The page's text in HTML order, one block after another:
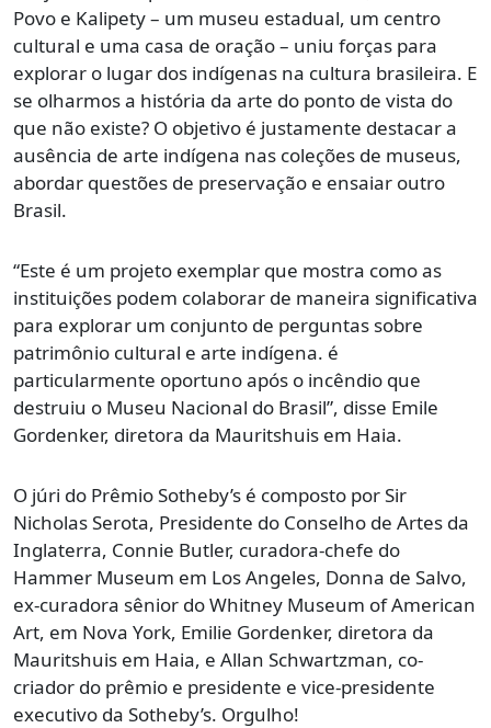
Povo e Kalipety – um museu estadual, um centro
cultural e uma casa de oração – uniu forças para
explorar o lugar dos indígenas na cultura brasileira. E
se olharmos a história da arte do ponto de vista do
que não existe? O objetivo é justamente destacar a
ausência de arte indígena nas coleções de museus,
abordar questões de preservação e ensaiar outro
Brasil.
“Este é um projeto exemplar que mostra como as
instituições podem colaborar de maneira significativa
para explorar um conjunto de perguntas sobre
patrimônio cultural e arte indígena. é
particularmente oportuno após o incêndio que
destruiu o Museu Nacional do Brasil”, disse Emile
Gordenker, diretora da Mauritshuis em Haia.
O júri do Prêmio Sotheby’s é composto por Sir
Nicholas Serota, Presidente do Conselho de Artes da
Inglaterra, Connie Butler, curadora-chefe do
Hammer Museum em Los Angeles, Donna de Salvo,
ex-curadora sênior do Whitney Museum of American
Art, em Nova York, Emilie Gordenker, diretora da
Mauritshuis em Haia, e Allan Schwartzman, co-
criador do prêmio e presidente e vice-presidente
executivo da Sotheby’s. Orgulho!